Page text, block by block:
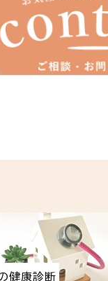
健康診断